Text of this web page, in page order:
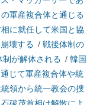
軍産複合体と通じる
に就任して米国と協
壊する / 戦後体制の
が解体される / 韓国
じて軍産複合体や統
領から統一教会の捜